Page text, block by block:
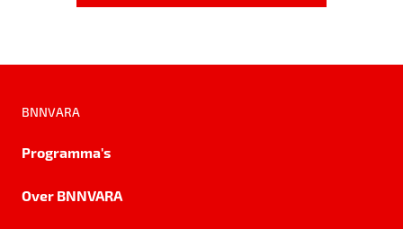
BNNVARA
Programma's
Over BNNVARA